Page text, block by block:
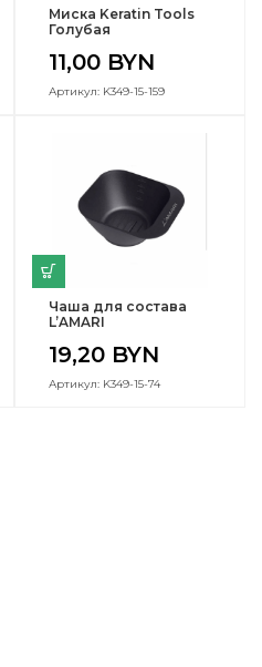
Миска Keratin Tools
Голубая
11,00 BYN
Артикул: K349-15-159
Чаша для состава
L’AMARI
19,20 BYN
Артикул: K349-15-74